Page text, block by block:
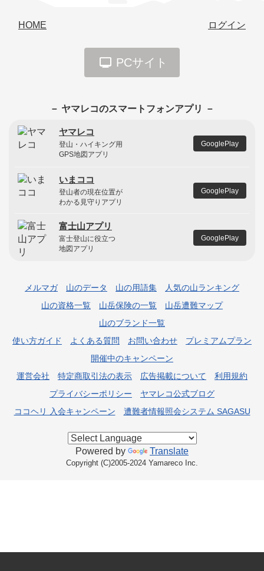
HOME ログイン
PCサイト
－ ヤマレコのスマートフォンアプリ －
ヤマレコ
登山・ハイキング用
GPS地図アプリ
GooglePlay
いまココ
登山者の現在位置が
わかる見守りアプリ
GooglePlay
富士山アプリ
富士登山に役立つ
地図アプリ
GooglePlay
メルマガ 山のデータ 山の用語集
人気の山ランキング
山の資格一覧
山岳保険の一覧
山岳遭難マップ
山のブランド一覧
使い方ガイド
よくある質問 お問い合わせ
プレミアムプラン
開催中のキャンペーン
運営会社
特定商取引法の表示 広告掲載について
利用規約
プライバシーポリシー
ヤマレコ公式ブログ
ココヘリ 入会キャンペーン
遭難者情報照会システム SAGASU
Powered by Translate
Copyright (C)2005-2024 Yamareco Inc.